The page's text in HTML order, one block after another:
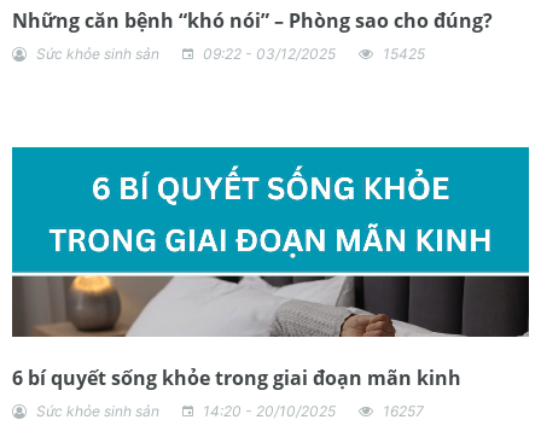
Những căn bệnh “khó nói” – Phòng sao cho đúng?
Sức khỏe sinh sản 09:22 - 03/12/2025 15425
6 bí quyết sống khỏe trong giai đoạn mãn kinh
Sức khỏe sinh sản 14:20 - 20/10/2025 16257